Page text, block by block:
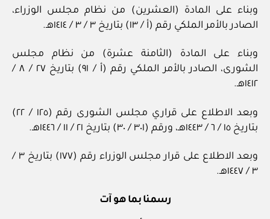
وبناء على المادة (العشرين) من نظام مجلس الوزراء،
الصادر بالأمر الملكي رقم (أ / ١٣) بتاريخ ٣ / ٣ / ١٤١٤هـ.
وبناء على المادة (الثامنة عشرة) من نظام مجلس
الشورى، الصادر بالأمر الملكي رقم (أ / ٩١) بتاريخ ٢٧ / ٨ /
١٤١٢هـ.
وبعد الاطلاع على قراري مجلس الشورى رقم (١٢٥ / ٢٢)
بتاريخ ١٥ / ٦ / ١٤٤٣هـ، ورقم (٣٠١ / ٣٠) بتاريخ ٢١ / ١١ / ١٤٤٦هـ.
وبعد الاطلاع على قرار مجلس الوزراء رقم (١٧٧) بتاريخ ٣ /
٣ / ١٤٤٧هـ.
رسمنا بما هو آت